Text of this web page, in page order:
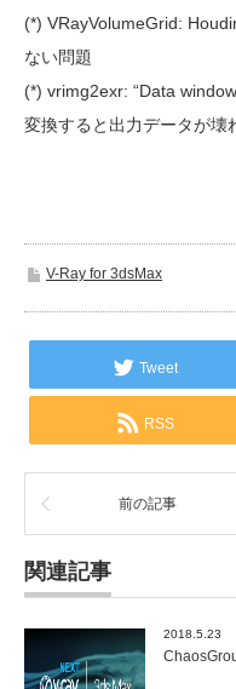
(*) VRayVolumeGrid:
ない問題
(*) vrimg2exr: “Data
変換すると出力データが壊
V-Ray for 3dsMax
Tweet
RSS
前の記事
関連記事
2018.5.23